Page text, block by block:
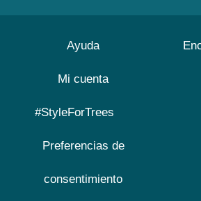
Ayuda
Mi cuenta
#StyleForTrees
Preferencias de
consentimiento